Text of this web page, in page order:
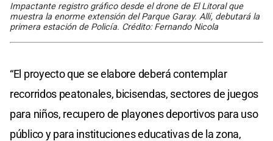
Impactante registro gráfico desde el drone de El Litoral que
muestra la enorme extensión del Parque Garay. Allí, debutará la
primera estación de Policía. Crédito: Fernando Nicola
“El proyecto que se elabore deberá contemplar
recorridos peatonales, bicisendas, sectores de juegos
para niños, recupero de playones deportivos para uso
público y para instituciones educativas de la zona,